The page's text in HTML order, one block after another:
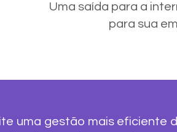
Uma saída para a
para sua
uma gestão mais eficiente